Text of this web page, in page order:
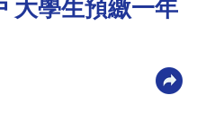
大學生預繳一年